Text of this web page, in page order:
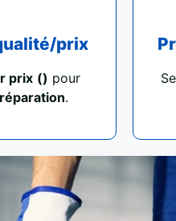
prix
prix () pour
réparation.